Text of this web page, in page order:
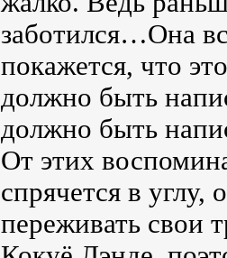
заботился…Она
покажется, что
должно быть
должно быть
От этих
спрячется в углу,
переживать свои